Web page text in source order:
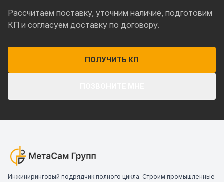
Рассчитаем поставку, уточним наличие, подготовим
КП и согласуем доставку по договору.
ПОЛУЧИТЬ КП
Инжиниринговый подрядчик полного цикла. Строим промышленные